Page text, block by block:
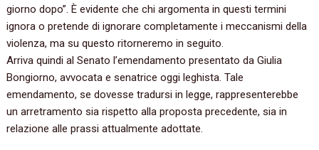
giorno dopo”. È evidente che chi argomenta in questi termini
ignora o pretende di ignorare completamente i meccanismi della
violenza, ma su questo ritorneremo in seguito.
Arriva quindi al Senato l’emendamento presentato da Giulia
Bongiorno, avvocata e senatrice oggi leghista. Tale
emendamento, se dovesse tradursi in legge, rappresenterebbe
un arretramento sia rispetto alla proposta precedente, sia in
relazione alle prassi attualmente adottate.